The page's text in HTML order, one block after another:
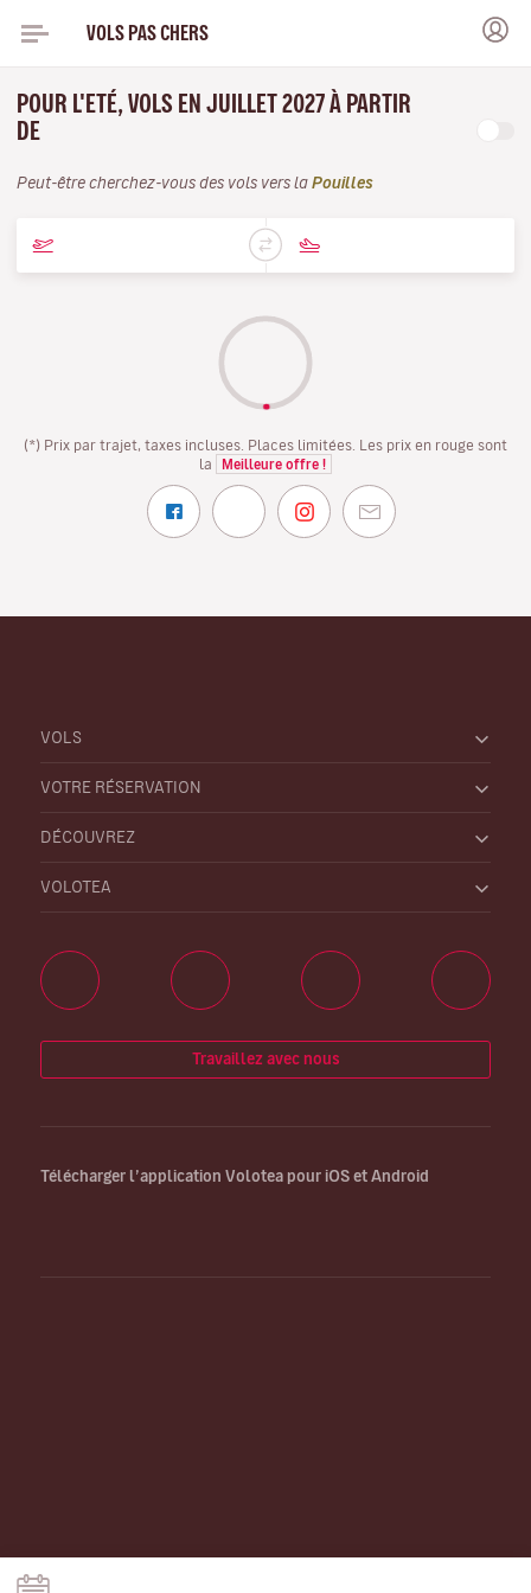
VOLS PAS CHERS
POUR L'ETÉ, VOLS EN JUILLET 2027 À PARTIR
DE
Peut-être cherchez-vous des vols vers la Pouilles
(*) Prix par trajet, taxes incluses. Places limitées. Les prix en rouge sont
la
Meilleure offre !
VOLS
VOTRE RÉSERVATION
DÉCOUVREZ
VOLOTEA
Travaillez avec nous
Télécharger l’application Volotea pour iOS et Android